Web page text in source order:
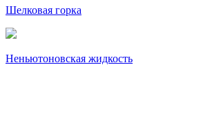
Шелковая горка
Неньютоновская жидкость